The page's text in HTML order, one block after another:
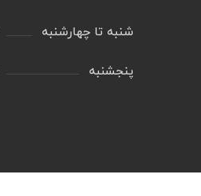
شنبه تا چهارشنبه
پنجشنبه